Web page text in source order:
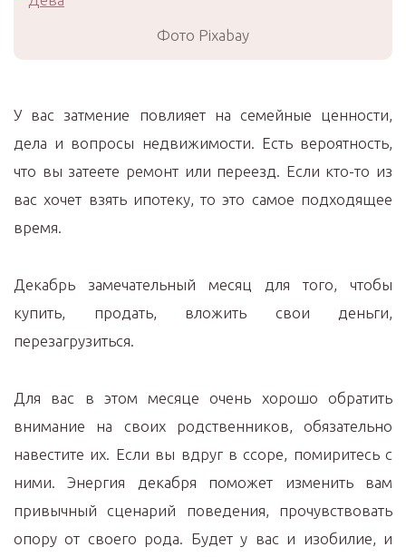
Фото Pixabay
У вас затмение повлияет на семейные ценности,
дела и вопросы недвижимости. Есть вероятность,
что вы затеете ремонт или переезд. Если кто-то из
вас хочет взять ипотеку, то это самое подходящее
время.
Декабрь замечательный месяц для того, чтобы
купить, продать, вложить свои деньги,
перезагрузиться.
Для вас в этом месяце очень хорошо обратить
внимание на своих родственников, обязательно
навестите их. Если вы вдруг в ссоре, помиритесь с
ними. Энергия декабря поможет изменить вам
привычный сценарий поведения, прочувствовать
опору от своего рода. Будет у вас и изобилие, и